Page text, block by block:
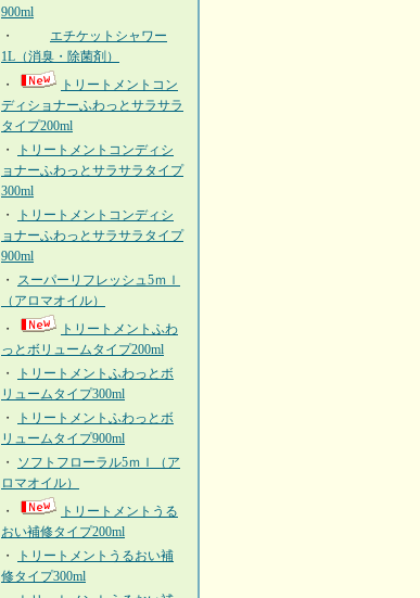
900ml
・
エチケットシャワー
1L（消臭・除菌剤）
・
トリートメントコン
ディショナーふわっとサラサラ
タイプ200ml
・
トリートメントコンディシ
ョナーふわっとサラサラタイプ
300ml
・
トリートメントコンディシ
ョナーふわっとサラサラタイプ
900ml
・ スーパーリフレッシュ5ｍｌ
（アロマオイル）
・
トリートメントふわ
っとボリュームタイプ200ml
・
トリートメントふわっとボ
リュームタイプ300ml
・
トリートメントふわっとボ
リュームタイプ900ml
・ ソフトフローラル5ｍｌ（ア
ロマオイル）
・
トリートメントうる
おい補修タイプ200ml
・
トリートメントうるおい補
修タイプ300ml